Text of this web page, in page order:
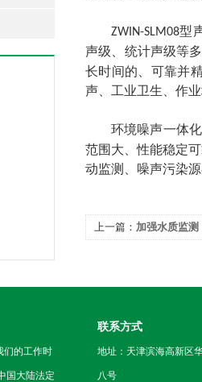
ZWIN-SLM08型
声级、统计声级等
长时间的、可靠并
声、工业卫生、作
环境噪声一体
范围大、性能稳定
动监测、噪声污染
上一篇： 加强水质监
们的工作时
国大陆法定
联系方式
地址：天津滨海高新区
八号